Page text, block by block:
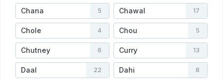
Chana 5 Chawal 17
Chole 4 Chou 5
Chutney 6 Curry 13
Daal 22 Dahi 8